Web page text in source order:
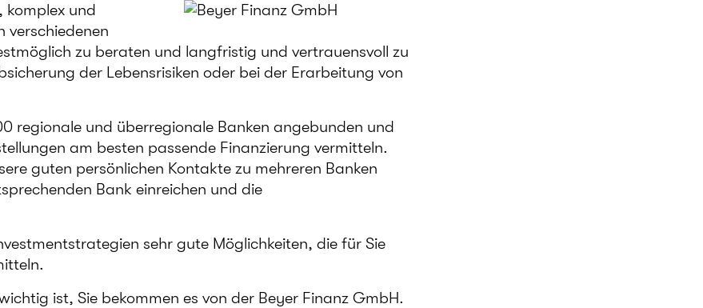
komplex und
verschiedenen
zu beraten und langfristig und vertrauensvoll zu
der Lebensrisiken oder bei der Erarbeitung von
regionale und überregionale Banken angebunden und
am besten passende Finanzierung vermitteln.
guten persönlichen Kontakte zu mehreren Banken
Bank einreichen und die
sehr gute Möglichkeiten, die für Sie
ist, Sie bekommen es von der Beyer Finanz GmbH.